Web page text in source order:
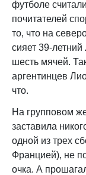
футболе
почитателей
то, что на
сияет 39-
шесть мячей.
аргентинцев
что.
На групповом
заставила
одной из трех
Францией), не
очка. А